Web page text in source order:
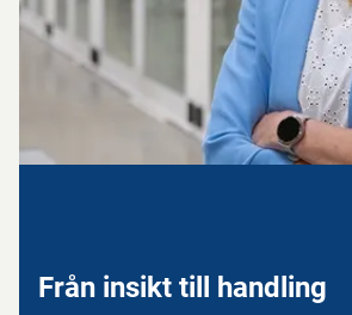
Från insikt till handling